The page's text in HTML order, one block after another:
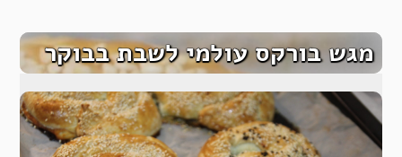
מגש בורקס עולמי לשבת בבוקר